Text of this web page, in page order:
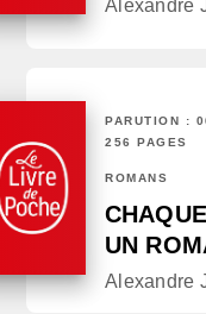
Alexandre
PARUTION :
256 PAGES
ROMANS
UN
Alexandre